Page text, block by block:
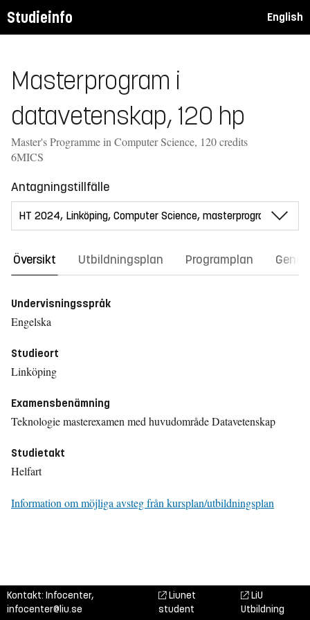
Studieinfo English
Masterprogram i
datavetenskap, 120 hp
Master's Programme in Computer Science, 120 credits
6MICS
Antagningstillfälle
Översikt Utbildningsplan Programplan
Undervisningsspråk
Engelska
Studieort
Linköping
Examensbenämning
Teknologie masterexamen med huvudområde Datavetenskap
Studietakt
Helfart
Information om möjliga avsteg från kursplan/utbildningsplan
Kontakt: Infocenter,
infocenter@liu.se
Liunet
student
LiU
Utbildning